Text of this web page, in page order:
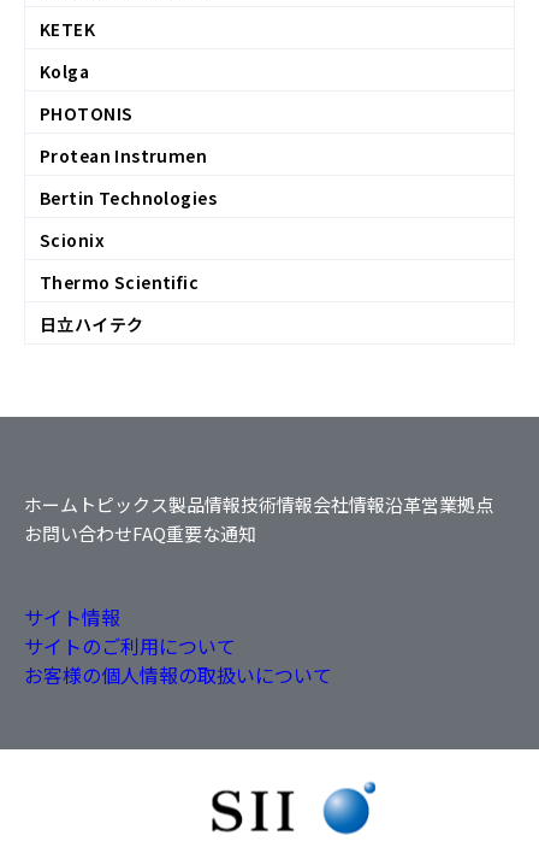
KETEK
Kolga
PHOTONIS
Protean Instrumen
Bertin Technologies
Scionix
Thermo Scientific
日立ハイテク
ホーム トピックス製品情報技術情報会社情報沿革営業拠点
お問い合わせFAQ重要な通知
サイト情報
サイトのご利用について
お客様の個人情報の取扱いについて